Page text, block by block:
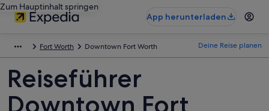
Zum Hauptinhalt springen
App herunterladen
Fort Worth Downtown Fort Worth Deine Reise planen
Reiseführer
Downtown Fort